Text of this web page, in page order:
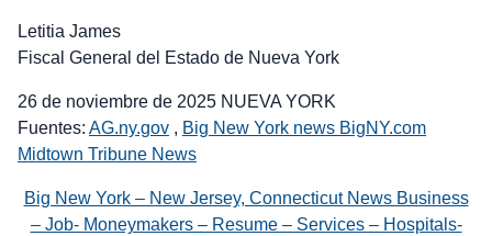
Letitia James
Fiscal General del Estado de Nueva York
26 de noviembre de 2025 NUEVA YORK
Fuentes: AG.ny.gov , Big New York news BigNY.com
Midtown Tribune News
Big New York – New Jersey, Connecticut News Business
– Job- Moneymakers – Resume – Services – Hospitals-